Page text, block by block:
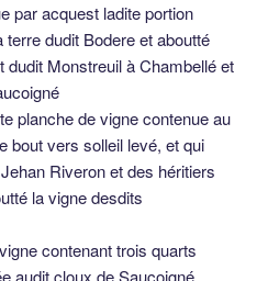
par acquest ladite portion
dudit Bodere et aboutté
dudit Monstreuil à Chambellé et
planche de vigne contenue au
bout vers solleil levé, et qui
Riveron et des héritiers
la vigne desdits
contenant trois quarts